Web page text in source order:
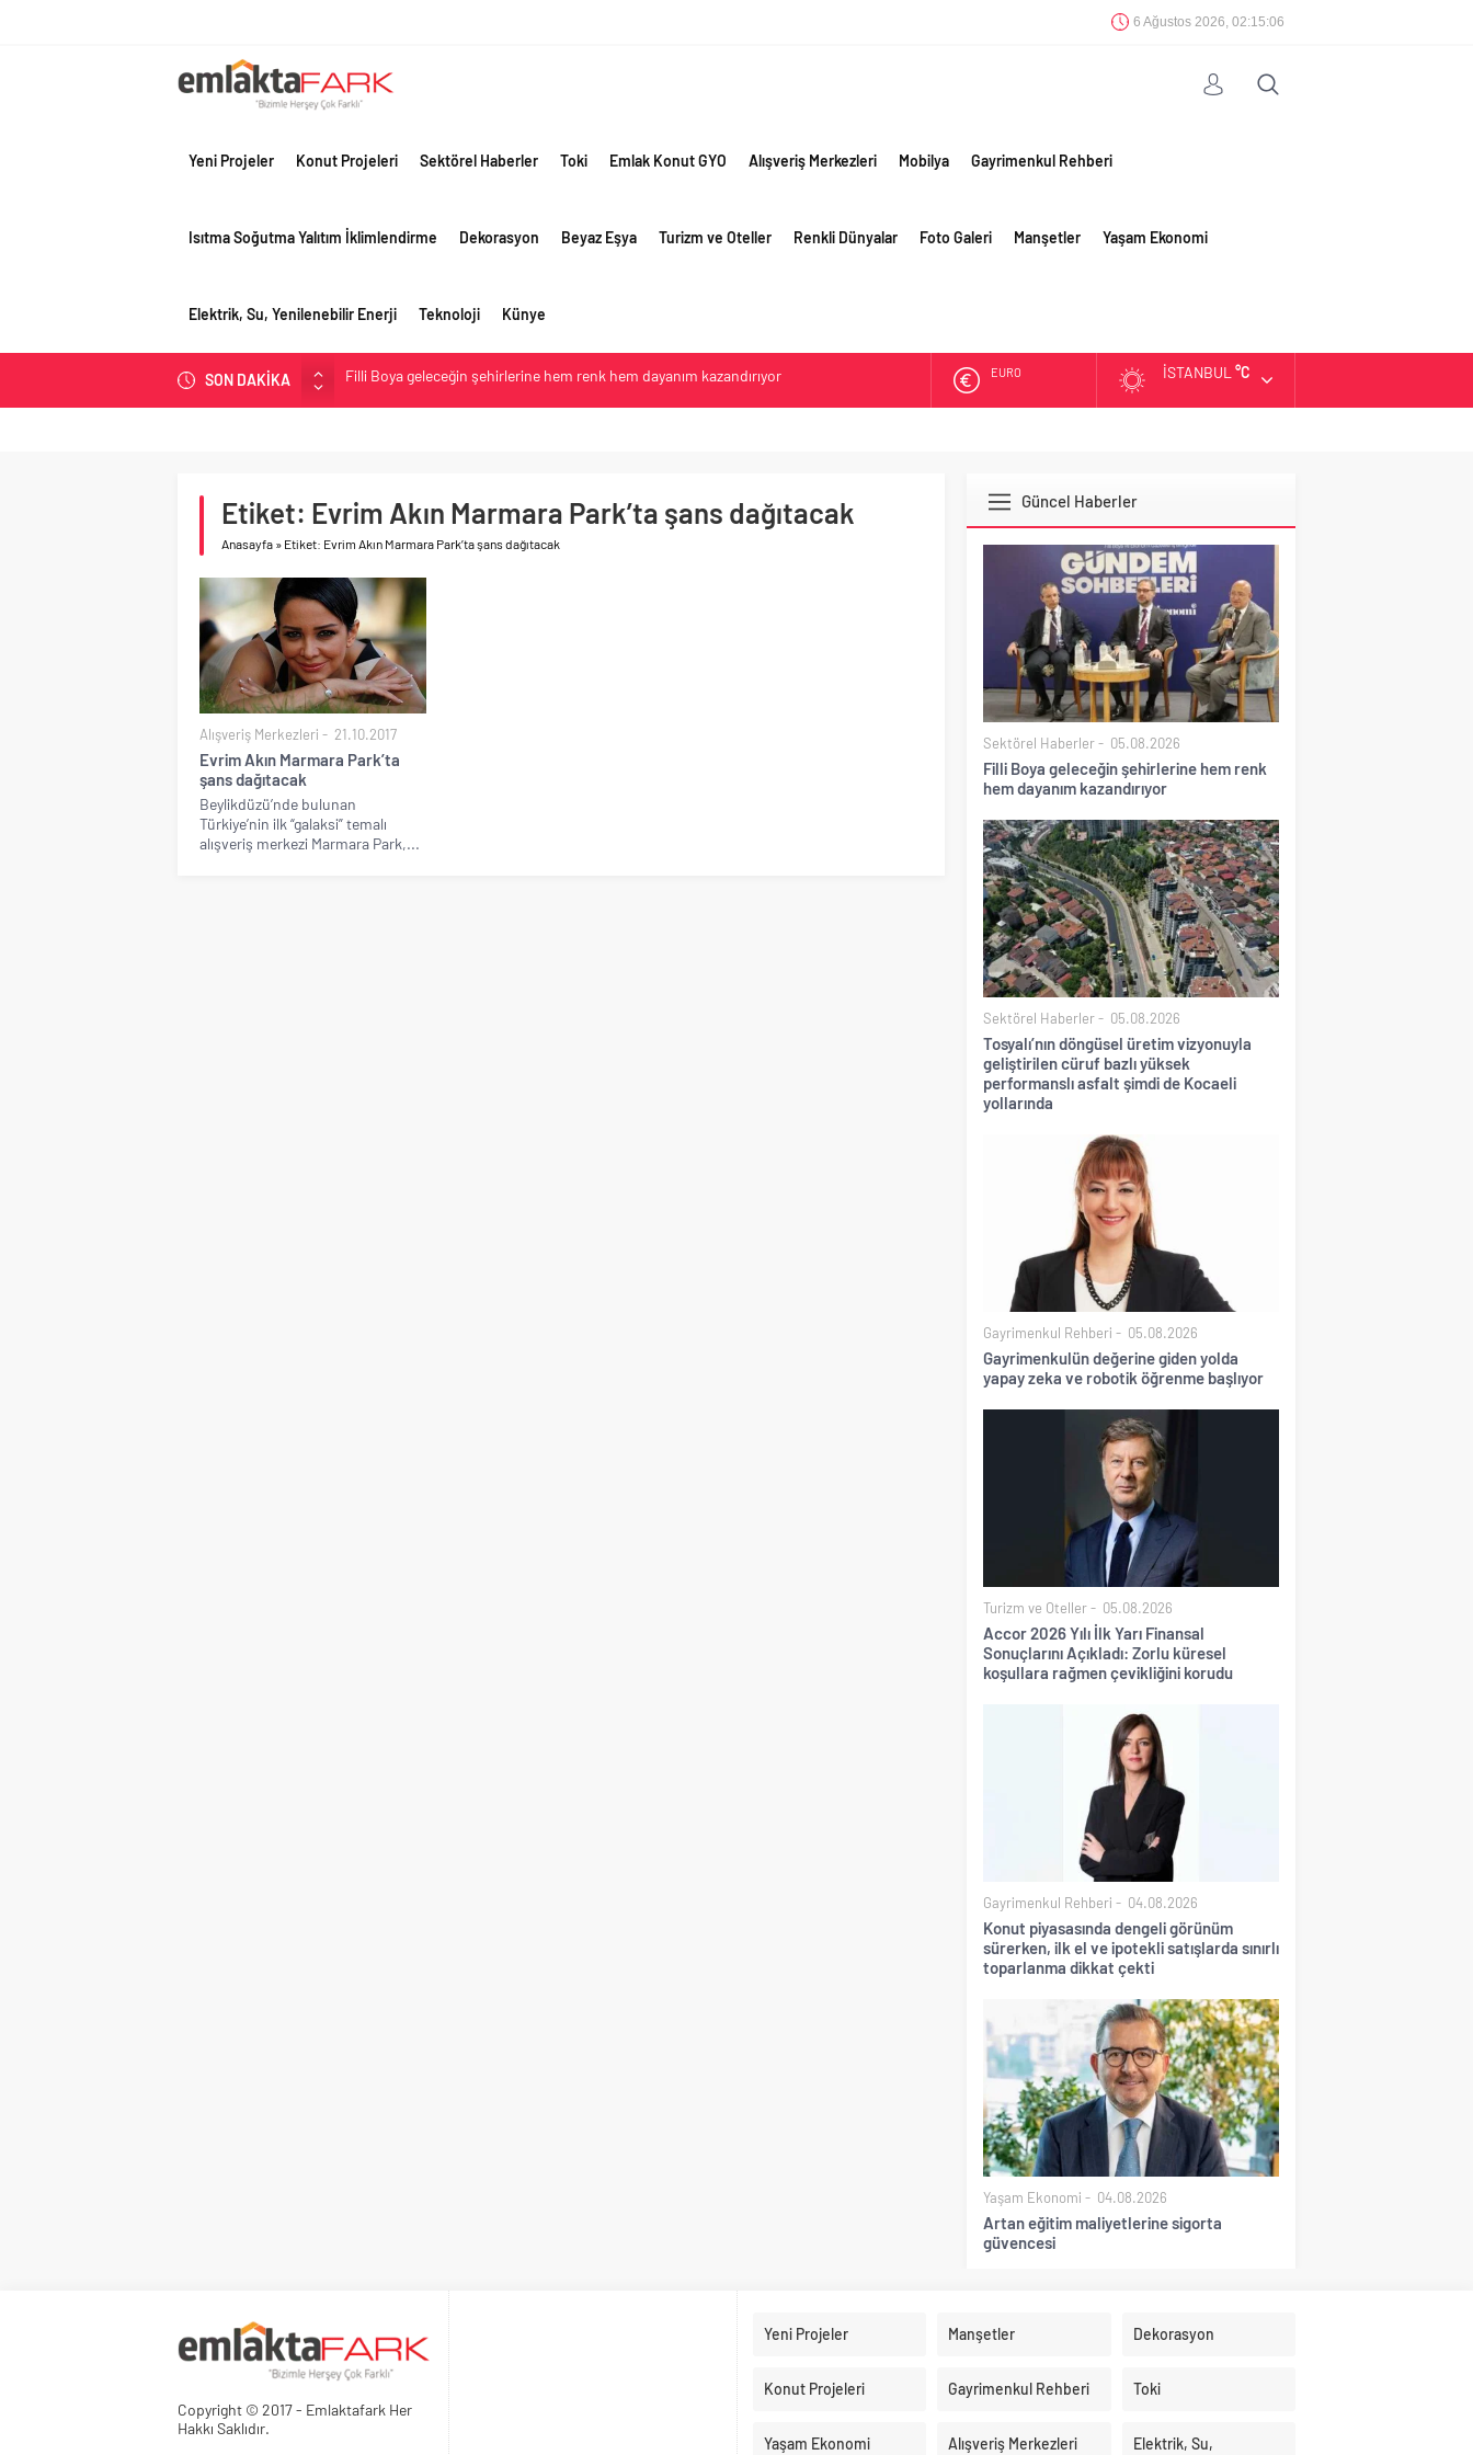
6 Ağustos 2026, 02:15:07
Yeni Projeler Konut Projeleri Sektörel Haberler Toki Emlak Konut GYO Alışveriş Merkezleri Mobilya Gayrimenkul Rehberi
Isıtma Soğutma Yalıtım İklimlendirme Dekorasyon Beyaz Eşya Turizm ve Oteller Renkli Dünyalar Foto Galeri Manşetler Yaşam Ekonomi
Elektrik, Su, Yenilenebilir Enerji Teknoloji Künye
SON DAKİKA
Tosyalı’nın döngüsel üretim vizyonuyla geliştirilen cüruf bazlı yüksek performanslı
Çimsa, yılın ilk yarısında satış gelirlerini 25,4 milyar TL olarak gerçekleştirdi
EURO İSTANBUL °C
Etiket: Evrim Akın Marmara Park’ta şans dağıtacak
Anasayfa » Etiket: Evrim Akın Marmara Park’ta şans dağıtacak
Alışveriş Merkezleri 21.10.2017
Evrim Akın Marmara Park’ta
şans dağıtacak
Beylikdüzü’nde bulunan
Türkiye’nin ilk “galaksi” temalı
alışveriş merkezi Marmara Park,...
Güncel Haberler
Sektörel Haberler 05.08.2026
Filli Boya geleceğin şehirlerine hem renk
hem dayanım kazandırıyor
Sektörel Haberler 05.08.2026
Tosyalı’nın döngüsel üretim vizyonuyla
geliştirilen cüruf bazlı yüksek
performanslı asfalt şimdi de Kocaeli
yollarında
Gayrimenkul Rehberi 05.08.2026
Gayrimenkulün değerine giden yolda
yapay zeka ve robotik öğrenme başlıyor
Turizm ve Oteller 05.08.2026
Accor 2026 Yılı İlk Yarı Finansal
Sonuçlarını Açıkladı: Zorlu küresel
koşullara rağmen çevikliğini korudu
Gayrimenkul Rehberi 04.08.2026
Konut piyasasında dengeli görünüm
sürerken, ilk el ve ipotekli satışlarda sınırlı
toparlanma dikkat çekti
Yaşam Ekonomi 04.08.2026
Artan eğitim maliyetlerine sigorta
güvencesi
Copyright © 2017 - Emlaktafark Her
Hakkı Saklıdır.
Yeni Projeler Manşetler Dekorasyon
Konut Projeleri Gayrimenkul Rehberi Toki
Yaşam Ekonomi Alışveriş Merkezleri Elektrik, Su,